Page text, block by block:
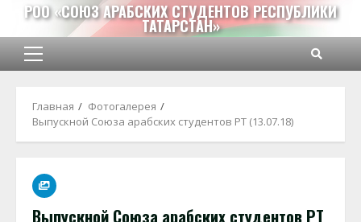
Перейти
содержимому
РОО «СОЮЗ АРАБСКИХ СТУДЕНТОВ РЕСПУБЛИКИ
ТАТАРСТАН»
Основное
Главная
Фотогалерея
Выпускной Союза арабских студентов РТ (13.07.18)
Выпускной Союза арабских студентов РТ